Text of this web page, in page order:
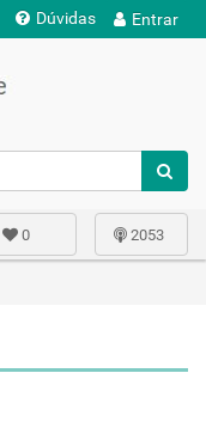
Dúvidas Entrar
2053
0